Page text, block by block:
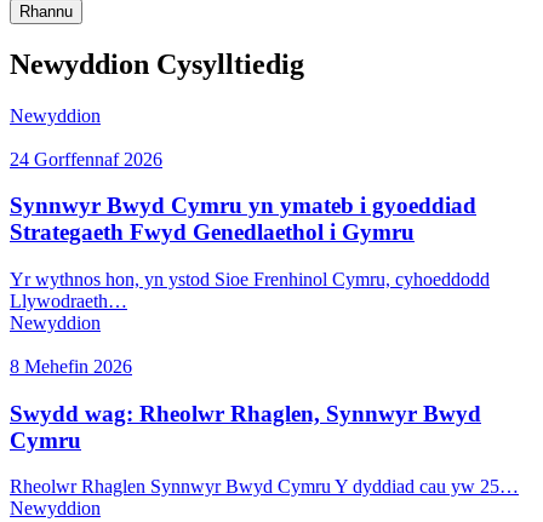
Rhannu
Newyddion Cysylltiedig
Newyddion
24 Gorffennaf 2026
Synnwyr Bwyd Cymru yn ymateb i gyoeddiad
Strategaeth Fwyd Genedlaethol i Gymru
Yr wythnos hon, yn ystod Sioe Frenhinol Cymru, cyhoeddodd
Llywodraeth…
Newyddion
8 Mehefin 2026
Swydd wag: Rheolwr Rhaglen, Synnwyr Bwyd
Cymru
Rheolwr Rhaglen Synnwyr Bwyd Cymru Y dyddiad cau yw 25…
Newyddion